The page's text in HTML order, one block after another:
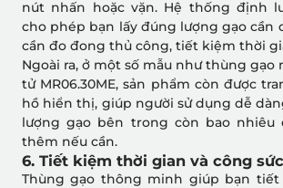
nút nhấn hoặc vặn. Hệ thống định
cho phép bạn lấy đúng lượng gạo cần
cần đo đong thủ công, tiết kiệm thời
Ngoài ra, ở một số mẫu như thùng gạo
tử MR06.30ME, sản phẩm còn được
hồ hiển thị, giúp người sử dụng dễ
lượng gạo bên trong còn bao nhiêu
thêm nếu cần.
6. Tiết kiệm thời gian và công sức
Thùng gạo thông minh giúp bạn